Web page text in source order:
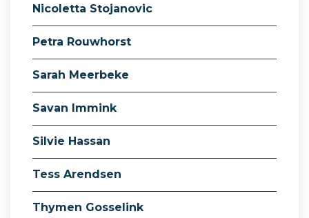
Nicoletta Stojanovic
Petra Rouwhorst
Sarah Meerbeke
Savan Immink
Silvie Hassan
Tess Arendsen
Thymen Gosselink